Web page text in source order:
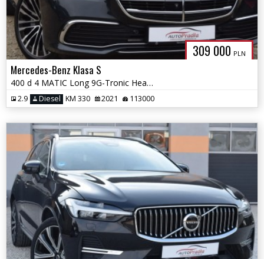
309 000 PLN
Mercedes-Benz Klasa S
400 d 4 MATIC Long 9G-Tronic Head-up Dociągi Hej Mercedes
2.9 Diesel KM 330 2021 113000